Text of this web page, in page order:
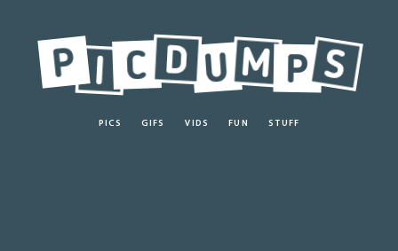
PICS GIFS VIDS FUN STUFF